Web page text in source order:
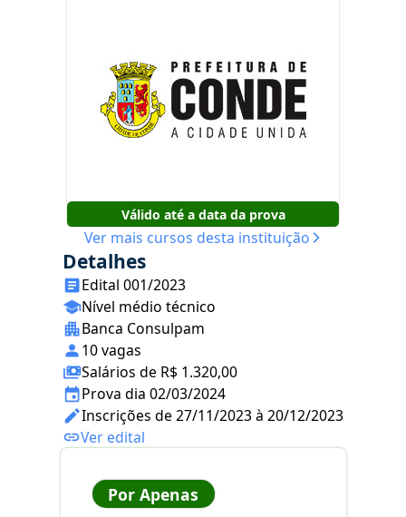
Válido até a data da prova
Ver mais cursos desta instituição
Detalhes
Edital 001/2023
Nível médio técnico
Banca Consulpam
10 vagas
Salários de R$ 1.320,00
Prova dia 02/03/2024
Inscrições de 27/11/2023 à 20/12/2023
Ver edital
Por Apenas